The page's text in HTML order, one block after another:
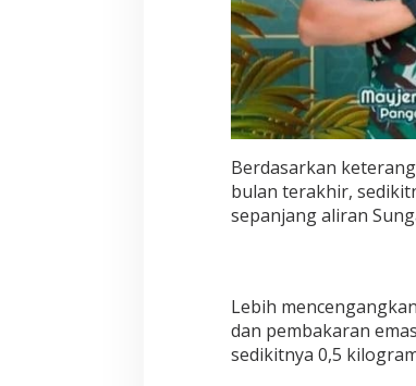
Berdasarkan
bulan terakhir,
sepanjang aliran
Lebih
dan pembakaran
sedikitnya 0,5